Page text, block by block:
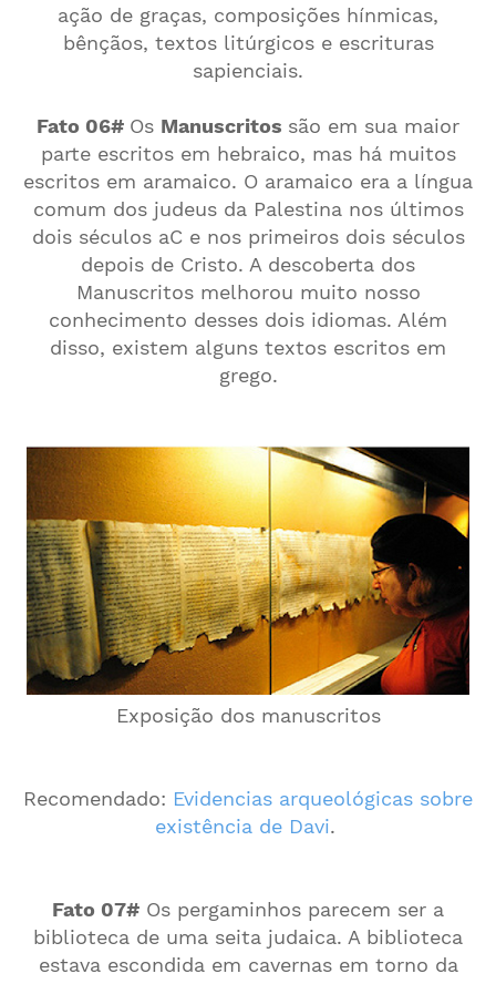
ação de graças, composições hínmicas,
bênçãos, textos litúrgicos e escrituras
sapienciais.
Fato 06# Os Manuscritos são em sua maior
parte escritos em hebraico, mas há muitos
escritos em aramaico. O aramaico era a língua
comum dos judeus da Palestina nos últimos
dois séculos aC e nos primeiros dois séculos
depois de Cristo. A descoberta dos
Manuscritos melhorou muito nosso
conhecimento desses dois idiomas. Além
disso, existem alguns textos escritos em
grego.
Exposição dos manuscritos
Recomendado: Evidencias arqueológicas sobre
existência de Davi.
Fato 07# Os pergaminhos parecem ser a
biblioteca de uma seita judaica. A biblioteca
estava escondida em cavernas em torno da